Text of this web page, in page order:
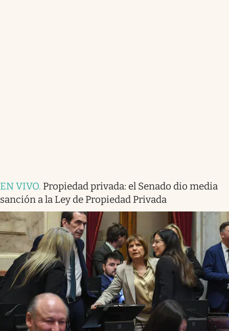
EN VIVO. Propiedad privada: el Senado dio media
sanción a la Ley de Propiedad Privada